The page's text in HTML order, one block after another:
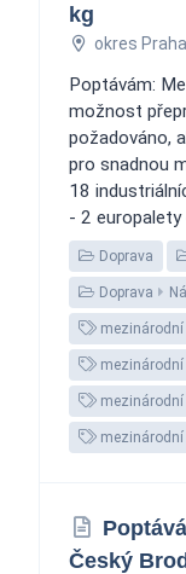
kg
okres Praha
Poptávám:
možnost
požadováno,
pro snadnou
18
- 2 europalety
Doprava
Doprava
mezinárodní
mezinárodní
mezinárodní
Český